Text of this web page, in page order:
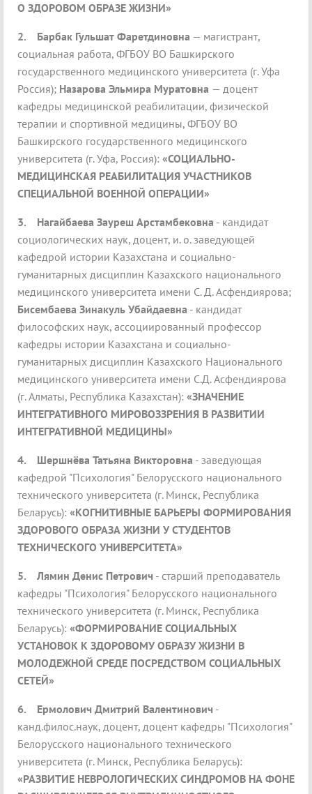
О ЗДОРОВОМ ОБРАЗЕ ЖИЗНИ»
2. Барбак Гульшат Фаретдиновна — магистрант,
социальная работа, ФГБОУ ВО Башкирского
государственного медицинского университета (г. Уфа
Россия); Назарова Эльмира Муратовна — доцент
кафедры медицинской реабилитации, физической
терапии и спортивной медицины, ФГБОУ ВО
Башкирского государственного медицинского
университета (г. Уфа, Россия): «СОЦИАЛЬНО-
МЕДИЦИНСКАЯ РЕАБИЛИТАЦИЯ УЧАСТНИКОВ
СПЕЦИАЛЬНОЙ ВОЕННОЙ ОПЕРАЦИИ»
3. Нагайбаева Зауреш Арстамбековна - кандидат
социологических наук, доцент, и. о. заведующей
кафедрой истории Казахстана и социально-
гуманитарных дисциплин Казахского национального
медицинского университета имени С. Д. Асфендиярова;
Бисембаева Зинакуль Убайдаевна - кандидат
философских наук, ассоциированный профессор
кафедры истории Казахстана и социально-
гуманитарных дисциплин Казахского Национального
медицинского университета имени С.Д. Асфендиярова
(г. Алматы, Республика Казахстан): «ЗНАЧЕНИЕ
ИНТЕГРАТИВНОГО МИРОВОЗЗРЕНИЯ В РАЗВИТИИ
ИНТЕГРАТИВНОЙ МЕДИЦИНЫ»
4. Шершнёва Татьяна Викторовна - заведующая
кафедрой "Психология" Белорусского национального
технического университета (г. Минск, Республика
Беларусь): «КОГНИТИВНЫЕ БАРЬЕРЫ ФОРМИРОВАНИЯ
ЗДОРОВОГО ОБРАЗА ЖИЗНИ У СТУДЕНТОВ
ТЕХНИЧЕСКОГО УНИВЕРСИТЕТА»
5. Лямин Денис Петрович - старший преподаватель
кафедры "Психология" Белорусского национального
технического университета (г. Минск, Республика
Беларусь): «ФОРМИРОВАНИЕ СОЦИАЛЬНЫХ
УСТАНОВОК К ЗДОРОВОМУ ОБРАЗУ ЖИЗНИ В
МОЛОДЕЖНОЙ СРЕДЕ ПОСРЕДСТВОМ СОЦИАЛЬНЫХ
СЕТЕЙ»
6. Ермолович Дмитрий Валентинович -
канд.филос.наук, доцент, доцент кафедры "Психология"
Белорусского национального технического
университета (г. Минск, Республика Беларусь):
«РАЗВИТИЕ НЕВРОЛОГИЧЕСКИХ СИНДРОМОВ НА ФОНЕ